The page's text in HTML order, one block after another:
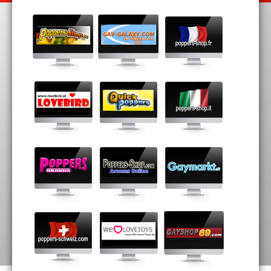
poppers-
shop.de
gay-
galaxy.com
poppers-
shop.fr
lovebird.at quickpoppers.com
poppers-
shop.it
poppersbrands.org
poppers-
shop.com
gaymarkt.at
poppers-
schweiz.com
we-love-
toys.de
gayshop69.com